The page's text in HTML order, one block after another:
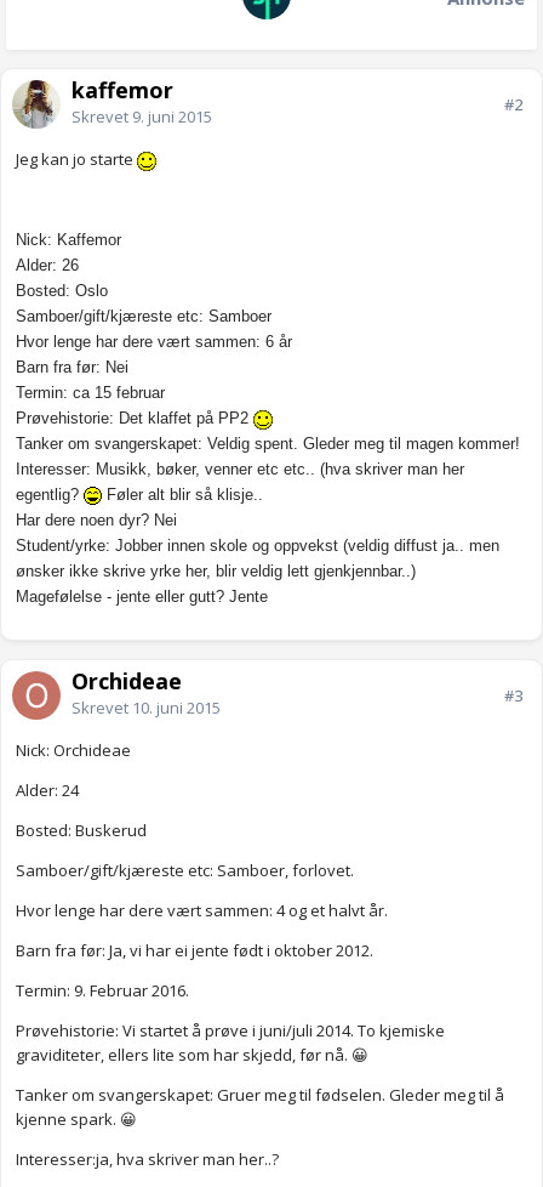
kaffemor
Skrevet 9. juni 2015
#2
Jeg kan jo starte
Nick: Kaffemor
Alder: 26
Bosted: Oslo
Samboer/gift/kjæreste etc: Samboer
Hvor lenge har dere vært sammen: 6 år
Barn fra før: Nei
Termin: ca 15 februar
Prøvehistorie: Det klaffet på PP2
Tanker om svangerskapet: Veldig spent. Gleder meg til magen kommer!
Interesser: Musikk, bøker, venner etc etc.. (hva skriver man her
egentlig?
Føler alt blir så klisje..
Har dere noen dyr? Nei
Student/yrke: Jobber innen skole og oppvekst (veldig diffust ja.. men
ønsker ikke skrive yrke her, blir veldig lett gjenkjennbar..)
Magefølelse - jente eller gutt? Jente
Orchideae
Skrevet 10. juni 2015
#3
Nick: Orchideae
Alder: 24
Bosted: Buskerud
Samboer/gift/kjæreste etc: Samboer, forlovet.
Hvor lenge har dere vært sammen: 4 og et halvt år.
Barn fra før: Ja, vi har ei jente født i oktober 2012.
Termin: 9. Februar 2016.
Prøvehistorie: Vi startet å prøve i juni/juli 2014. To kjemiske
graviditeter, ellers lite som har skjedd, før nå. 😀
Tanker om svangerskapet: Gruer meg til fødselen. Gleder meg til å
kjenne spark. 😀
Interesser:ja, hva skriver man her..?